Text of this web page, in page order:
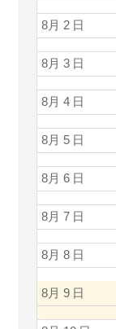
8月 2
8月 3
8月 4
8月 5
8月 6
8月 7
8月 8
8月 9